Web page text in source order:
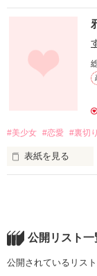
ファンタジーもあ
ホラーだってあ
違ってくるので、
「これ無理かも…
と思った方は
遠慮なくUターン
しちゃってくだ
ではでは、
前振りが長くなり
皆様を夢の世界に
そしてお帰りの際
続編というか、
書けたら載せま
#美少女 #恋愛 #裏切り
表紙を見る
汐見 夏衛さま、
公開リスト一
公開されているリスト